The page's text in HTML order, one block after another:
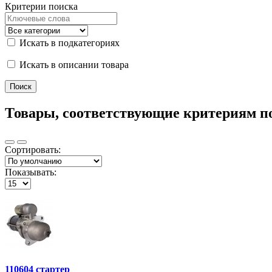
Критерии поиска
Искать в подкатегориях
Искать в описании товара
Товары, соответствующие критериям
Сортировать:
Показывать:
110604 стартер